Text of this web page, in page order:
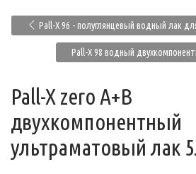
Pall-X 96 - полуглянцевый водный лак
Pall-X 98 водный
Pall-X zero A+B
двухкомпонентный
ультраматовый лак